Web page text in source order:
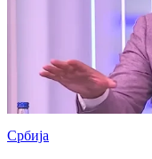
Србија